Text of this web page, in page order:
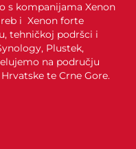
s kompanijama Xenon
i Xenon forte
tehničkoj podršci i
Plustek,
na području
te Crne Gore.